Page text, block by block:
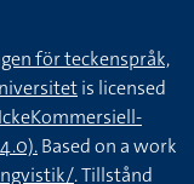
för teckenspråk,
is licensed
Based on a work
. Tillstånd